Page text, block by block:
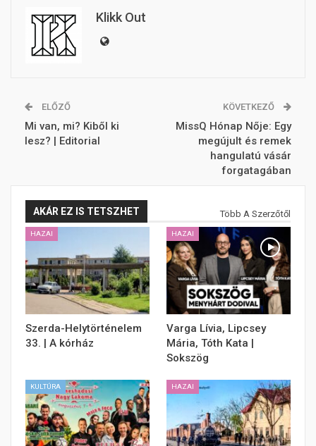
Klikk Out
ELŐZŐ
Mi van, mi? Kiből ki
lesz? | Editorial
KÖVETKEZŐ
MissQ Hónap Nője: Egy
megújult és remek
hangulatú vásár
forgatagában
AKÁR EZ IS TETSZHET Több A Szerzőtől
HAZAI
Szerda-Helytörténelem
33. | A kórház
HAZAI
Varga Lívia, Lipcsey
Mária, Tóth Kata |
Sokszög
KULTÚRA HAZAI